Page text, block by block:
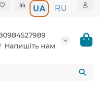
UA RU
Напишіть нам